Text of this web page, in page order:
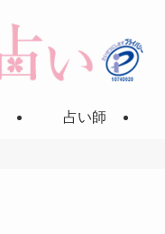
占い師